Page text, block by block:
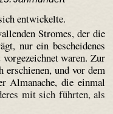
entwickelte.
Stromes, der die
nur ein bescheidenes
vorgezeichnet waren. Zur
und vor dem
Almanache, die einmal
mit sich führten, als